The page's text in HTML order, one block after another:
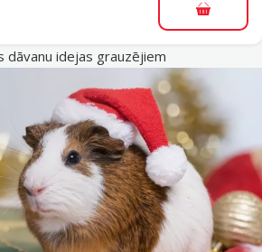
dāvanu idejas grauzējiem